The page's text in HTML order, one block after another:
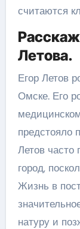
считаются
Летова.
Егор Летов
Омске. Его
предстояло
Летов часто
город,
Жизнь в
натуру и